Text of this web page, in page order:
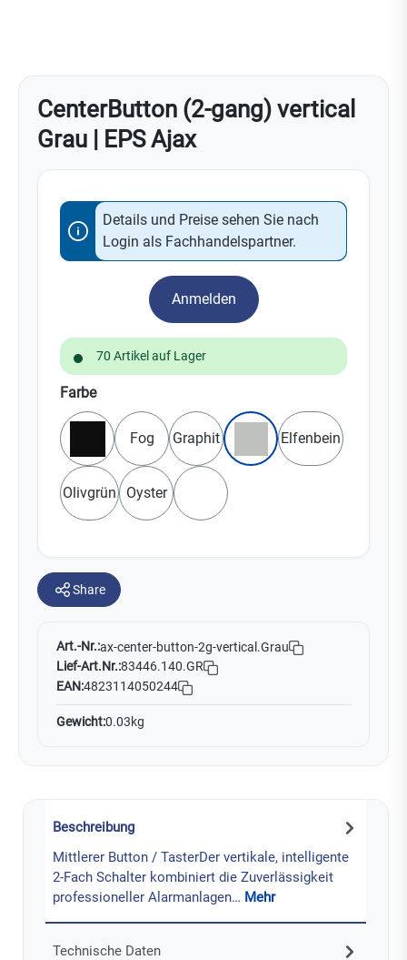
CenterButton (2-gang) vertical
Grau | EPS Ajax
Details und Preise sehen Sie nach
Login als Fachhandelspartner.
Anmelden
70 Artikel auf Lager
Farbeauswählen
Schwarz
Fog Graphit
Grau
Elfenbein
Olivgrün Oyster
Weiß
Share
Art.-Nr.:ax-center-button-2g-vertical.Grau
Lief-Art.Nr.:83446.140.GR
EAN:4823114050244
Gewicht:0.03kg
Beschreibung
Mittlerer Button / TasterDer vertikale, intelligente
2-Fach Schalter kombiniert die Zuverlässigkeit
professioneller Alarmanlagen… Mehr
Technische Daten